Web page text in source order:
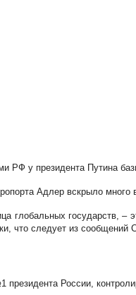
РФ у президента Путина
Адлер вскрыло много
глобальных государств,
что следует из
России,